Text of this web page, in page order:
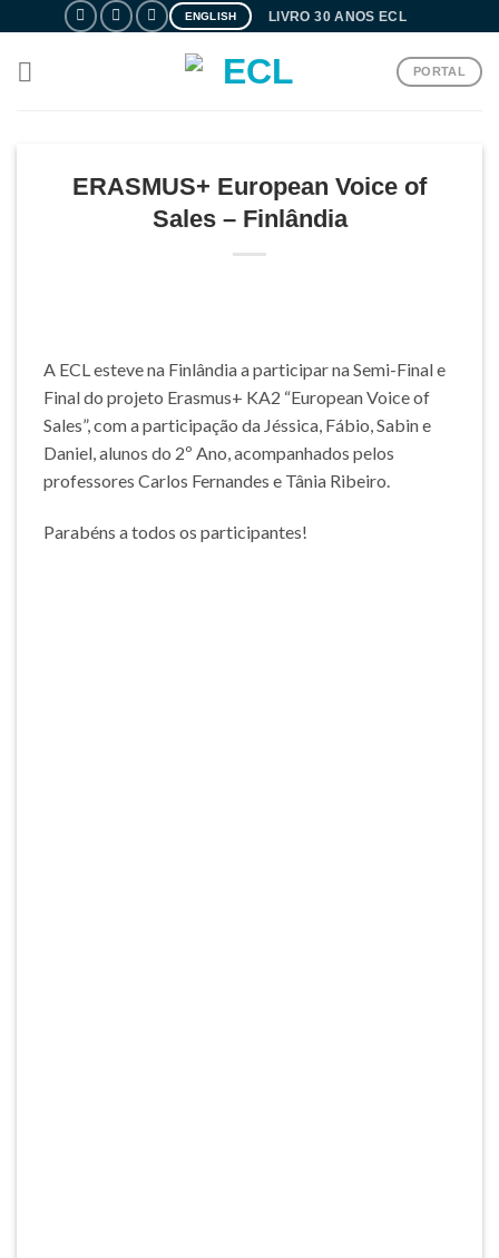
content
ENGLISH LIVRO 30 ANOS ECL
PORTAL
ERASMUS+ European Voice of
Sales – Finlândia
A ECL esteve na Finlândia a participar na Semi-Final e
Final do projeto Erasmus+ KA2 “European Voice of
Sales”, com a participação da Jéssica, Fábio, Sabin e
Daniel, alunos do 2º Ano, acompanhados pelos
professores Carlos Fernandes e Tânia Ribeiro.
Parabéns a todos os participantes!